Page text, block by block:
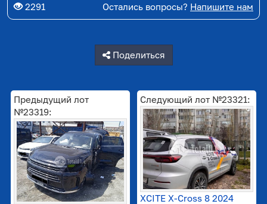
2291 Остались вопросы? Напишите нам
Поделиться
Предыдущий лот
№23319:
Следующий лот №23321:
XCITE X-Cross 8 2024